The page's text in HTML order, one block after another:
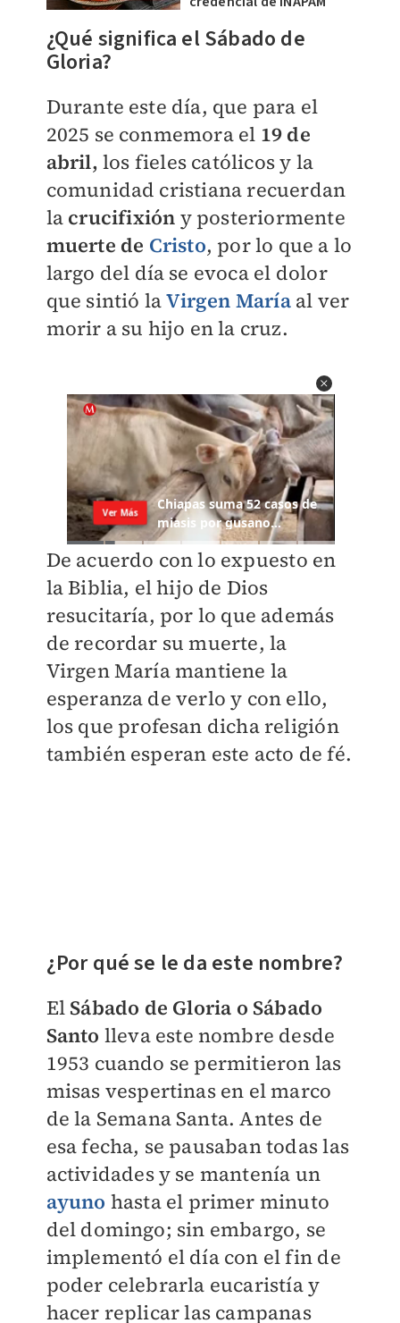
¿Qué significa el Sábado de
Gloria?
Durante este día, que para el
2025 se conmemora el 19 de
abril, los fieles católicos y la
comunidad cristiana recuerdan
la crucifixión y posteriormente
muerte de Cristo, por lo que a lo
largo del día se evoca el dolor
que sintió laVirgen María al ver
morir a su hijo en la cruz.
De acuerdo con lo expuesto en
la Biblia, el hijo de Dios
resucitaría, por lo que además
de recordar su muerte, la
Virgen María mantiene la
esperanza de verlo y con ello,
los que profesan dicha religión
también esperan este acto de fé.
¿Por qué se le da este nombre?
ElSábado de Gloria o Sábado
Santo lleva este nombre desde
1953 cuando se permitieron las
misas vespertinas en el marco
de la Semana Santa. Antes de
esa fecha, se pausaban todas las
actividades y se mantenía un
ayuno hasta el primer minuto
del domingo; sin embargo, se
implementó el día con el fin de
poder celebrarla eucaristía y
hacer replicar las campanas